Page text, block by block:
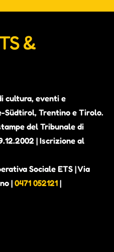
&
cultura, eventi e
Südtirol, Trentino e Tirolo.
del Tribunale di
| Iscrizione al
Sociale ETS | Via
|0471 052121 |